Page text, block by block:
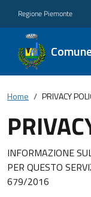
Regione Piemonte
Home PRIVACY
INFORMAZIONE
PER QUESTO
679/2016